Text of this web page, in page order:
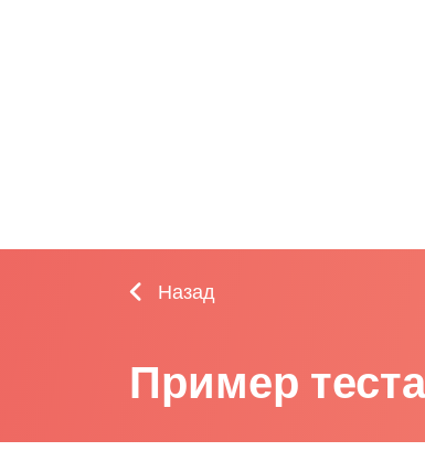
Назад
Пример